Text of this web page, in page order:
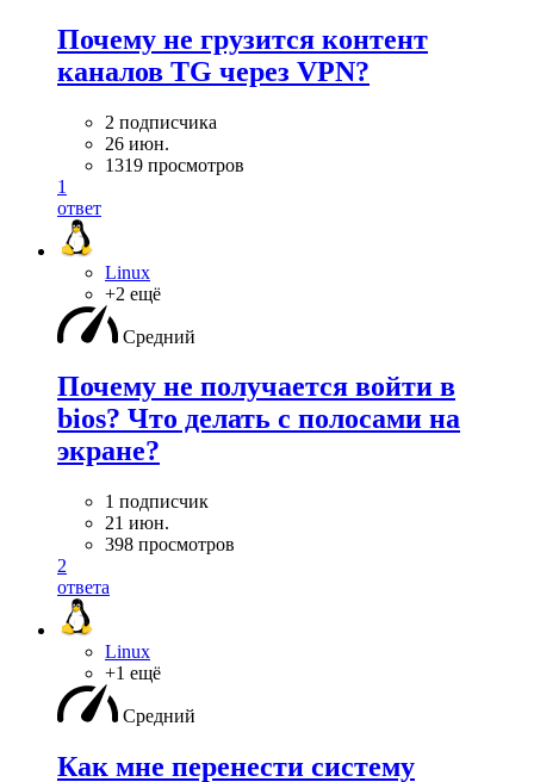
Почему не грузится контент
каналов TG через VPN?
2 подписчика
26 июн.
1319 просмотров
1
ответ
Linux
+2 ещё
Средний
Почему не получается войти в
bios? Что делать с полосами на
экране?
1 подписчик
21 июн.
398 просмотров
2
ответа
Linux
+1 ещё
Средний
Как мне перенести систему